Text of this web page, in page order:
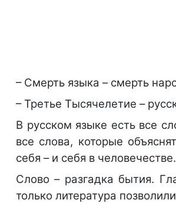
– Смерть языка – смерть
– Третье Тысячелетие –
В русском языке есть все
все слова, которые
себя – и себя в человечестве.
Слово – разгадка бытия.
только литература